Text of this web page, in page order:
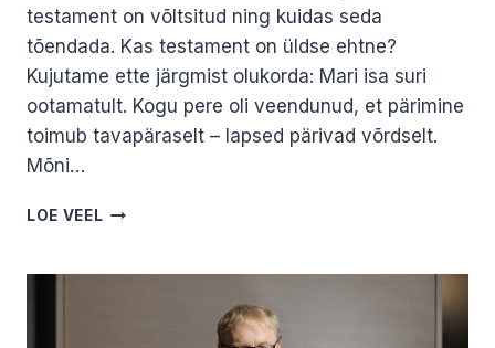
testament on võltsitud ning kuidas seda
tõendada. Kas testament on üldse ehtne?
Kujutame ette järgmist olukorda: Mari isa suri
ootamatult. Kogu pere oli veendunud, et pärimine
toimub tavapäraselt – lapsed pärivad võrdselt.
Mõni…
LOE VEEL MIDA
TUNDUB,
OMAKÄELISELT